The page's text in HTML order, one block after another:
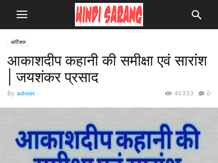
आर्टिकल
आकाशदीप कहानी की समीक्षा एवं सारांश
| जयशंकर प्रसाद
By admin - 0
40333